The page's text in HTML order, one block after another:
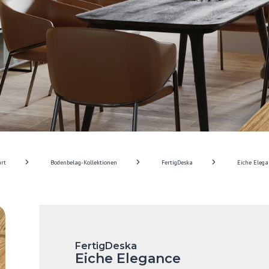
Bodenbelag-Kollektionen FertigDeska Eiche
FertigDeska
Eiche Elegance